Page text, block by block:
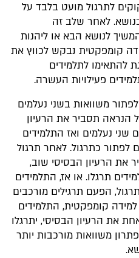
לתרגול מועט בלבד על
לאחר שלב זה
לנושא הבא או ליהנות
קומפקטית נבקש לכווץ את
להתאימו לתלמידים
פעילויות העשרה.
משוואות בשני נעלמים
הנראה תסביר את הרעיון
שני נעלמים ואז התלמידים
לפתור כתרגול. לאחר תרגול
את הרעיון הבסיסי שוב,
תרגלו. או אז, התלמידים
הפעם תרגילים מורכבים
קומפקטית, התלמידים
את הרעיון הבסיסי, יתרגלו
משוואות מורכבות יותר